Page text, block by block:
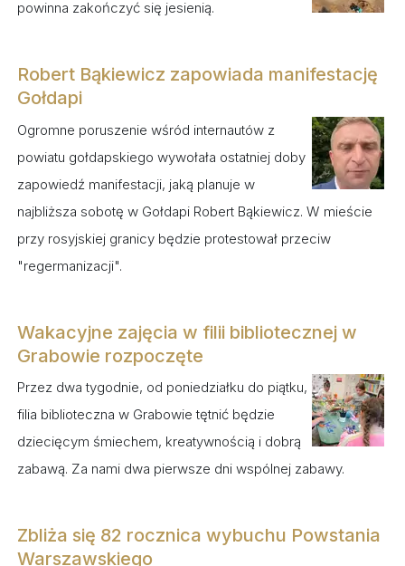
powinna zakończyć się jesienią.
Robert Bąkiewicz zapowiada manifestację
Gołdapi
Ogromne poruszenie wśród internautów z
powiatu gołdapskiego wywołała ostatniej doby
zapowiedź manifestacji, jaką planuje w
najbliższa sobotę w Gołdapi Robert Bąkiewicz. W mieście
przy rosyjskiej granicy będzie protestował przeciw
"regermanizacji".
Wakacyjne zajęcia w filii bibliotecznej w
Grabowie rozpoczęte
Przez dwa tygodnie, od poniedziałku do piątku,
filia biblioteczna w Grabowie tętnić będzie
dziecięcym śmiechem, kreatywnością i dobrą
zabawą. Za nami dwa pierwsze dni wspólnej zabawy.
Zbliża się 82 rocznica wybuchu Powstania
Warszawskiego